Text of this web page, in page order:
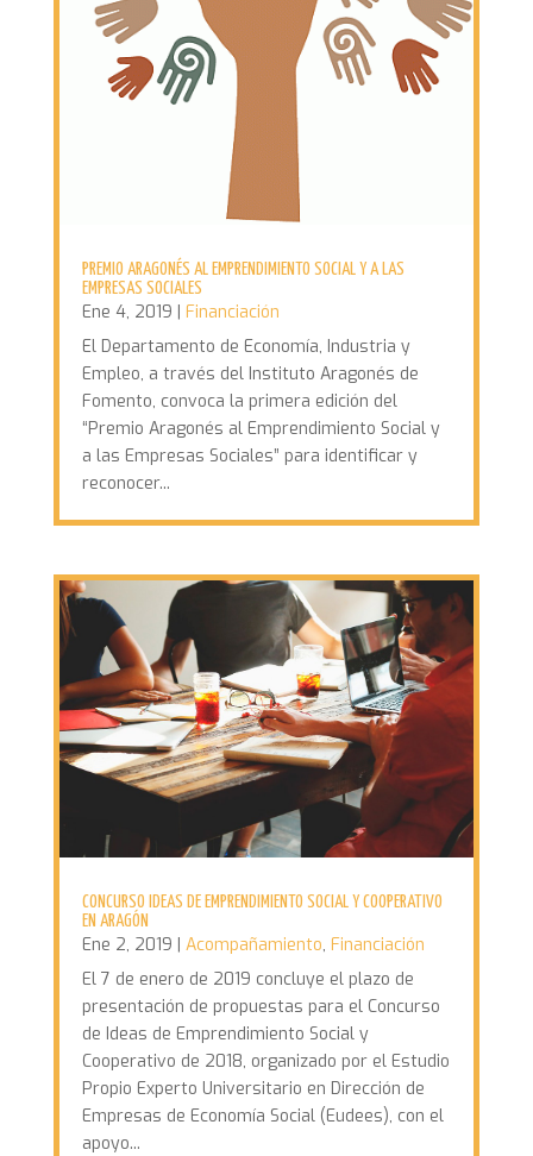
PREMIO ARAGONÉS AL EMPRENDIMIENTO SOCIAL Y A LAS
EMPRESAS SOCIALES
Ene 4, 2019
Financiación
El Departamento de Economía, Industria y
Empleo, a través del Instituto Aragonés de
Fomento, convoca la primera edición del
“Premio Aragonés al Emprendimiento Social y
a las Empresas Sociales” para identificar y
reconocer...
CONCURSO IDEAS DE EMPRENDIMIENTO SOCIAL Y COOPERATIVO
EN ARAGÓN
Ene 2, 2019 | Acompañamiento, Financiación
El 7 de enero de 2019 concluye el plazo de
presentación de propuestas para el Concurso
de Ideas de Emprendimiento Social y
Cooperativo de 2018, organizado por el Estudio
Propio Experto Universitario en Dirección de
Empresas de Economía Social (Eudees), con el
apoyo...